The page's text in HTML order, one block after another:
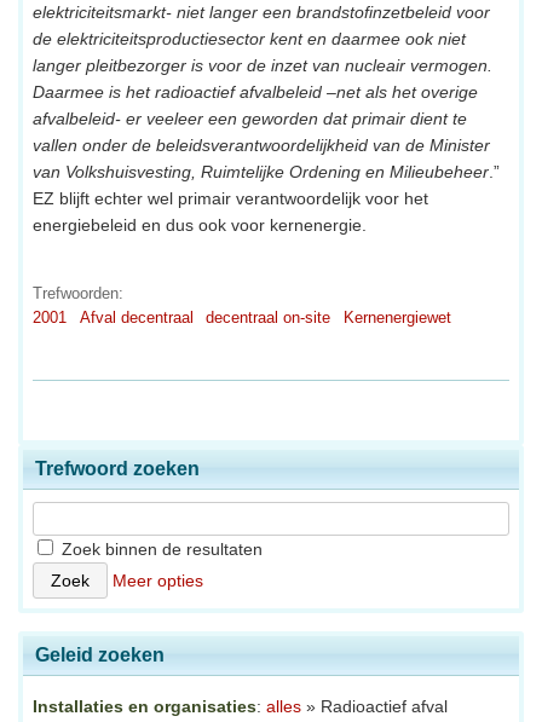
elektriciteitsmarkt- niet langer een brandstofinzetbeleid voor
de elektriciteitsproductiesector kent en daarmee ook niet
langer pleitbezorger is voor de inzet van nucleair vermogen.
Daarmee is het radioactief afvalbeleid –net als het overige
afvalbeleid- er veeleer een geworden dat primair dient te
vallen onder de beleidsverantwoordelijkheid van de Minister
van Volkshuisvesting, Ruimtelijke Ordening en Milieubeheer .”
EZ blijft echter wel primair verantwoordelijk voor het
energiebeleid en dus ook voor kernenergie.
Trefwoorden:
2001
Afval decentraal decentraal on-site Kernenergiewet
Trefwoord zoeken
Zoek binnen de resultaten
Meer opties
Geleid zoeken
Installaties en organisaties: alles » Radioactief afval